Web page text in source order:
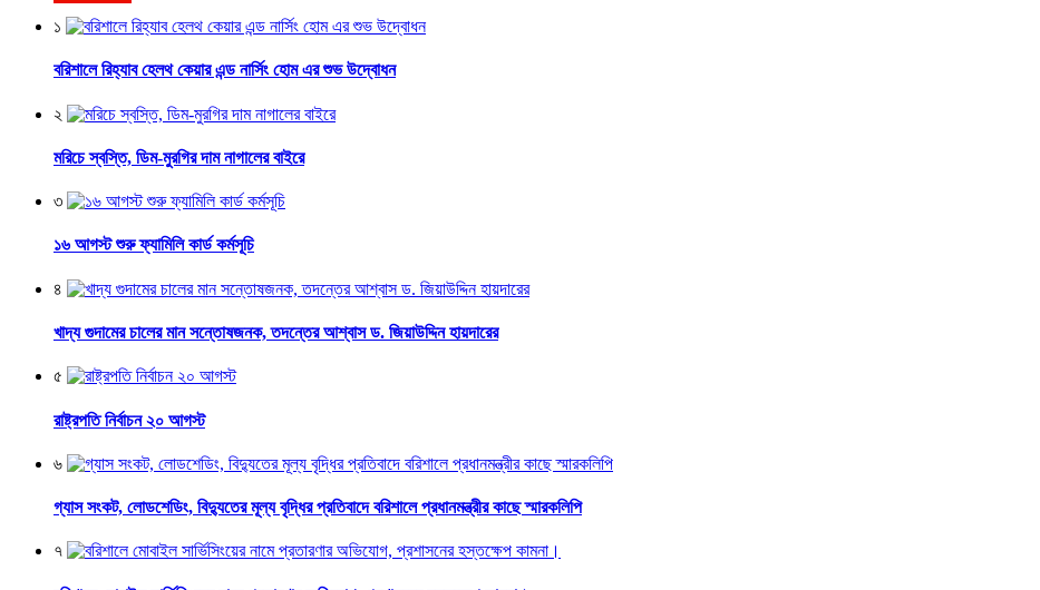
১
বরিশালে রিহ্যাব হেলথ কেয়ার এন্ড নার্সিং হোম এর শুভ উদ্বোধন
২
মরিচে স্বস্তি, ডিম-মুরগির দাম নাগালের বাইরে
৩
১৬ আগস্ট শুরু ফ্যামিলি কার্ড কর্মসূচি
৪
খাদ্য গুদামের চালের মান সন্তোষজনক, তদন্তের আশ্বাস ড. জিয়াউদ্দিন হায়দারের
৫
রাষ্ট্রপতি নির্বাচন ২০ আগস্ট
৬
গ্যাস সংকট, লোডশেডিং, বিদ্যুতের মূল্য বৃদ্ধির প্রতিবাদে বরিশালে প্রধানমন্ত্রীর কাছে স্মারকলিপি
৭